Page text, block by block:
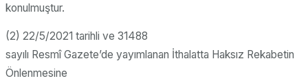
konulmuştur.
(2) 22/5/2021 tarihli ve 31488
sayılı Resmî Gazete’de yayımlanan İthalatta Haksız Rekabetin
Önlenmesine